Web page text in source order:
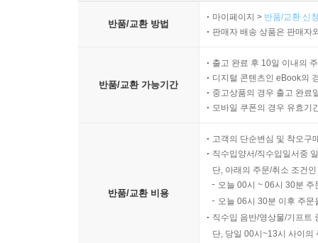
반품/교환 방법
마이페이지 > 반품/교환 신
판매자 배송 상품은 판매자
반품/교환 가능기간
출고 완료 후 10일 이내의
디지털 콘텐츠인 eBook의
중고상품의 경우 출고 완료
모바일 쿠폰의 경우 유효기
반품/교환 비용
고객의 단순변심 및 착오구
직수입양서/직수입일서중
단, 아래의 주문/취소 조건
오늘 00시 ~ 06시 30분
오늘 06시 30분 이후 주
직수입 음반/영상물/기프트
단, 당일 00시~13시 사이의